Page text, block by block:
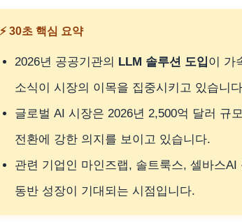
⚡ 30초 핵심 요약
2026년 공공기관의 LLM 솔루션 도입이 가
소식이 시장의 이목을 집중시키고 있습니
글로벌 AI 시장은 2026년 2,500억 달러 규
전환에 강한 의지를 보이고 있습니다.
관련 기업인 마인즈랩, 솔트룩스, 셀바스
동반 성장이 기대되는 시점입니다.